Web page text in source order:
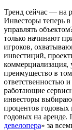
Тренд сейчас — на
Инвесторы теперь
управлять
только начинают
игроков,
инвестиций,
преимущество в
ответственностью
работающие
инвесторы
процентов годовых
годовых на аренде.
девелопера» за